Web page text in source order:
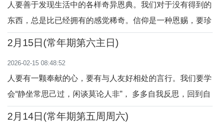
人要善于发现生活中的各样奇异恩典。我们对于没有得到的
东西，总是比已经拥有的感觉稀奇。信仰是一种恩赐，要珍
惜。真理需要不断寻求，不与人争辩，真正的信仰不是来自
人出来，开始和耶稣辩论，向他要求一个来自天上的征
兆。”（谷8：11-13）
2月15日(常年期第六主日)
2026-02-15 08:48:52
人要有一颗奉献的心，要有与人友好相处的言行。我们要学
会“静坐常思己过，闲谈莫论人非”， 多多自我反思，回到自
己的内心，谦逊的认识自己的有限与不足，依赖主的恩宠，
2月14日(常年期第五周周六)